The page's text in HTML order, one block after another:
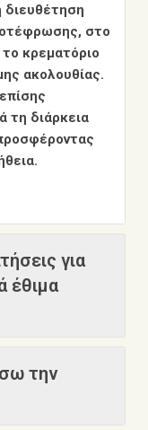
διευθέτηση
στο
κρεματόριο
ακολουθίας.
τη διάρκεια
για
έθιμα
την